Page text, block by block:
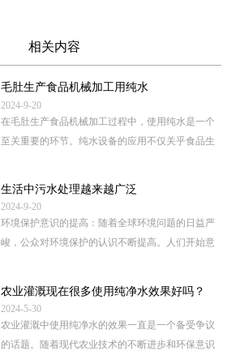
相关内容
毛肚生产食品机械加工用纯水
2024-9-20
在毛肚生产食品机械加工过程中，使用纯水是一个
至关重要的环节。纯水设备的应用不仅关乎食品生
生活中污水处理越来越广泛
2024-9-20
环境保护意识的提高：随着全球环境问题的日益严
峻，公众对环境保护的认识不断提高。人们开始意
农业灌溉现在很多使用纯净水效果好吗？
2024-5-30
农业灌溉中使用纯净水的效果一直是一个备受争议
的话题。随着现代农业技术的不断进步和环保意识